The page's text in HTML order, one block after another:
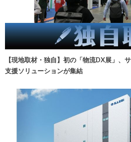
【現地取材・独自】初の「物流DX展」、
支援ソリューションが集結